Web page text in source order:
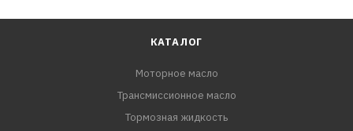
КАТАЛОГ
Моторное масло
Трансмиссионное масло
Тормозная жидкость